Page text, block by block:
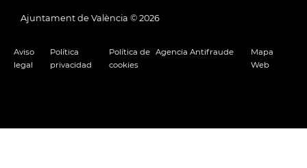
Ajuntament de València © 2026
Aviso
legal
Política
privacidad
Política de
cookies
Agencia Antifraude
Mapa
Web